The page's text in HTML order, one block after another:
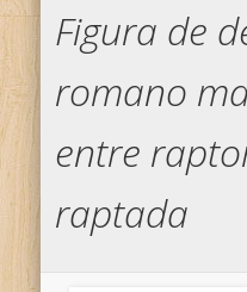
Figura de
romano
entre
raptada